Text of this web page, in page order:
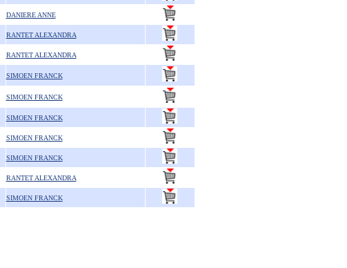
DANIERE ANNE
RANTET ALEXANDRA
RANTET ALEXANDRA
SIMOEN FRANCK
SIMOEN FRANCK
SIMOEN FRANCK
SIMOEN FRANCK
SIMOEN FRANCK
RANTET ALEXANDRA
SIMOEN FRANCK